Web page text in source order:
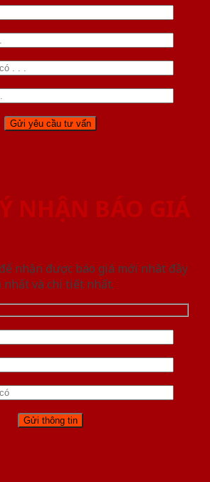
NHẬN BÁO GIÁ
nhận được báo giá mới nhât đầy
nhất và chi tiết nhất.